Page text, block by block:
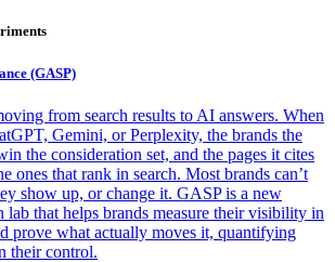
(GASP)
from search results to AI answers. When
Gemini, or Perplexity, the brands the
the consideration set, and the pages it cites
ones that rank in search. Most brands can’t
show up, or change it. GASP is a new
lab that helps brands measure their visibility in
prove what actually moves it, quantifying
their control.